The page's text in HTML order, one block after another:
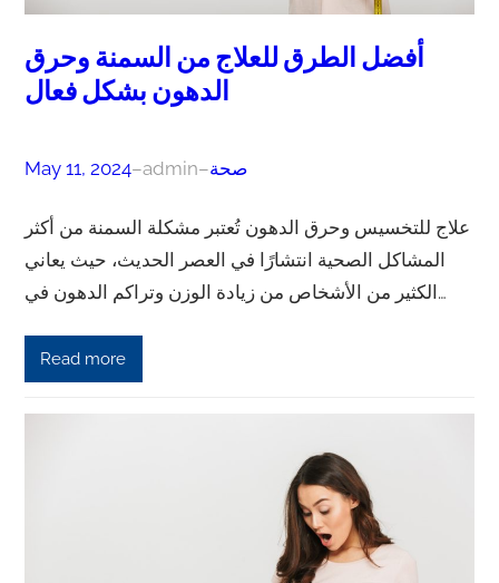
أفضل الطرق للعلاج من السمنة وحرق
الدهون بشكل فعال
May 11, 2024–admin–صحة
علاج للتخسيس وحرق الدهون تُعتبر مشكلة السمنة من أكثر
المشاكل الصحية انتشارًا في العصر الحديث، حيث يعاني
الكثير من الأشخاص من زيادة الوزن وتراكم الدهون في…
Read more